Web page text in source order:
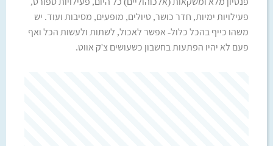
פעילויות ימיות, חדר כושר, טיולים, מופעים, מסיבות ועוד. יש
משהו כייף בהכל כלול- אפשר לאכול, לשתות ולעשות הכל ואף
פעם לא יהיו הפתעות בחשבון כשעושים צ'ק אווט.